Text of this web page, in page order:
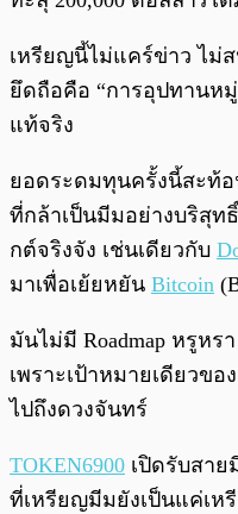
เหรียญนี้ไม่แคร์ข่าว ไม่
ยึดถือคือ “การอุปทานห
แท้จริง
ยอดระดมทุนครั้งนี้สะท้
ที่กล้าเป็นมีมอย่างบริสุทธิ์
กต์จริงจัง เช่นเดียวกับ
มาเพื่อเย้ยหยัน Bitcoin
มันไม่มี Roadmap หรูห
เพราะเป้าหมายเดียวข
ไปถึงดวงจันทร์
TOKEN6900 เปิดรับสา
ที่เหรียญมีมยังเป็นแค่เห